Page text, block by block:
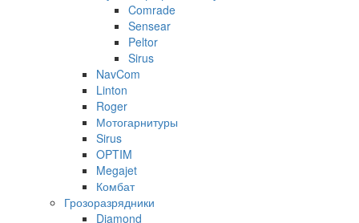
Comrade
Sensear
Peltor
Sirus
NavCom
Linton
Roger
Мотогарнитуры
Sirus
OPTIM
Megajet
Комбат
Грозоразрядники
Diamond